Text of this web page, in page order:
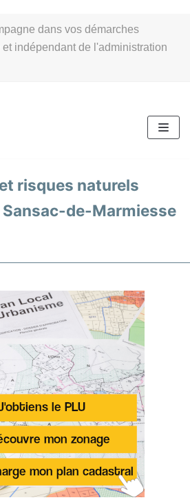
dans vos démarches
indépendant de l'administration
risques naturels
Sansac-de-Marmiesse